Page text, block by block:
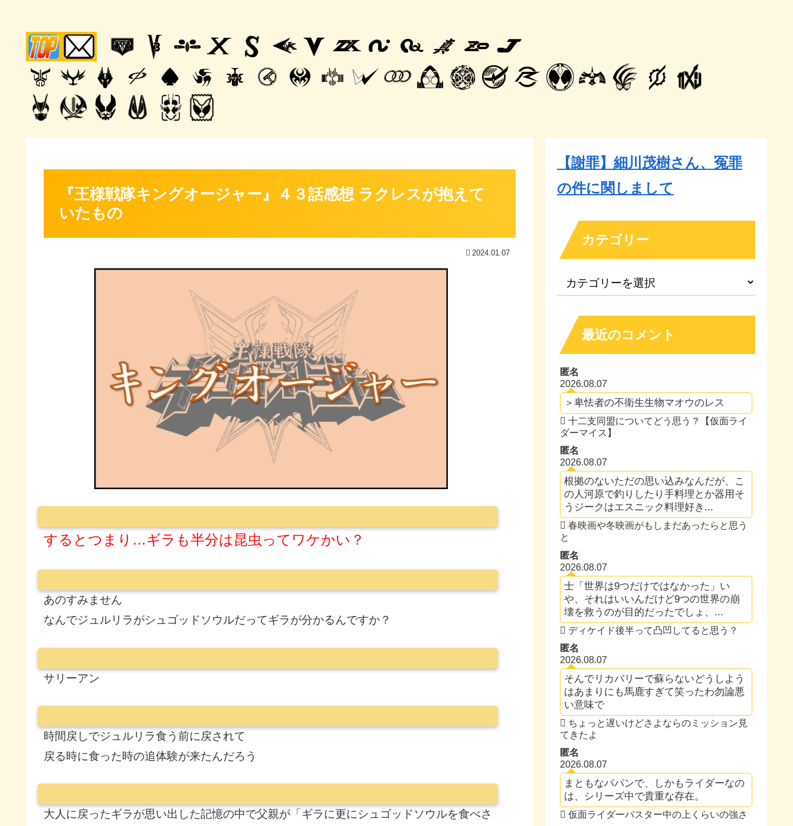
『王様戦隊キングオージャー』４３話感想 ラクレスが抱えて
いたもの
2024.01.07
するとつまり…ギラも半分は昆虫ってワケかい？
あのすみません
なんでジュルリラがシュゴッドソウルだってギラが分かるんですか？
サリーアン
時間戻しでジュルリラ食う前に戻されて
戻る時に食った時の追体験が来たんだろう
大人に戻ったギラが思い出した記憶の中で父親が「ギラに更にシュゴッドソウルを食べさ
【謝罪】細川茂樹さん、冤罪
の件に関しまして
カテゴリー
最近のコメント
匿名
2026.08.07
＞卑怯者の不衛生生物マオウのレス
十二支同盟についてどう思う？【仮面ライ
ダーマイス】
匿名
2026.08.07
根拠のないただの思い込みなんだが、こ
の人河原で釣りしたり手料理とか器用そ
うジークはエスニック料理好き...
春映画や冬映画がもしまだあったらと思う
と
匿名
2026.08.07
士「世界は9つだけではなかった」い
や、それはいいんだけど9つの世界の崩
壊を救うのが目的だったでしょ、...
ディケイド後半って凸凹してると思う？
匿名
2026.08.07
そんでリカバリーで蘇らないどうしよう
はあまりにも馬鹿すぎて笑ったわ勿論悪
い意味で
ちょっと遅いけどさよならのミッション見
てきたよ
匿名
2026.08.07
まともなパパンで、しかもライダーなの
は、シリーズ中で貴重な存在。
仮面ライダーバスター中の上くらいの強さ